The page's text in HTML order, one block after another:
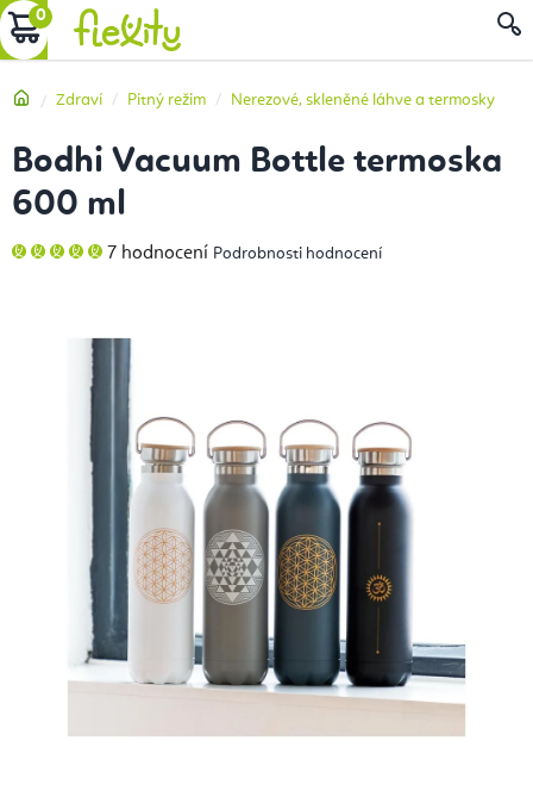
Přejít
na
NÁKUPNÍ
DomůZdraví Pitný režim Nerezové, skleněné láhve a termosky
Bodhi Vacuum Bottle termoska
600 ml
Průměrné
hodnocení
7 hodnocení Podrobnosti hodnocení